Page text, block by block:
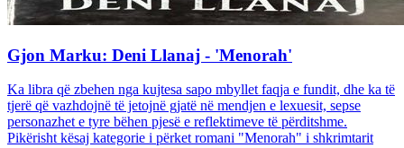
Gjon Marku: Deni Llanaj - 'Menorah'
Ka libra që zbehen nga kujtesa sapo mbyllet faqja e fundit, dhe ka të
tjerë që vazhdojnë të jetojnë gjatë në mendjen e lexuesit, sepse
personazhet e tyre bëhen pjesë e reflektimeve të përditshme.
Pikërisht kësaj kategorie i përket romani "Menorah" i shkrimtarit